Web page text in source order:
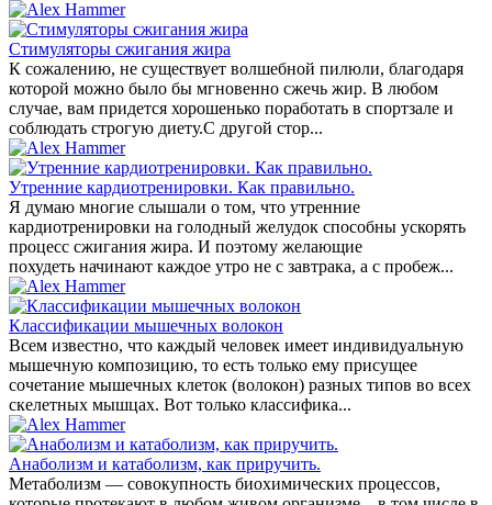
Стимуляторы сжигания жира
К сожалению, не существует волшебной пилюли, благодаря
которой можно было бы мгновенно сжечь жир. В любом
случае, вам придется хорошенько поработать в спортзале и
соблюдать строгую диету.С другой стор...
Утренние кардиотренировки. Как правильно.
Я думаю многие слышали о том, что утренние
кардиотренировки на голодный желудок способны ускорять
процесс сжигания жира. И поэтому желающие
похудеть начинают каждое утро не с завтрака, а с пробеж...
Классификации мышечных волокон
Всем известно, что каждый человек имеет индивидуальную
мышечную композицию, то есть только ему присущее
сочетание мышечных клеток (волокон) разных типов во всех
скелетных мышцах. Вот только классифика...
Анаболизм и катаболизм, как приручить.
Метаболизм — совокупность биохимических процессов,